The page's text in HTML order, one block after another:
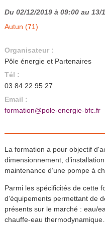
Du 02/12/2019 à 09:00 au 13/
Autun (71)
Organisateur :
Pôle énergie et Partenaires
Tél :
03 84 22 95 27
Email :
formation@pole-energie-bfc.fr
La formation a pour objectif
dimensionnement,
maintenance d’une pompe à
Parmi les spécificités de cette
d’équipements permettant de
présents sur le marché : eau/
chauffe-eau thermodynamique…